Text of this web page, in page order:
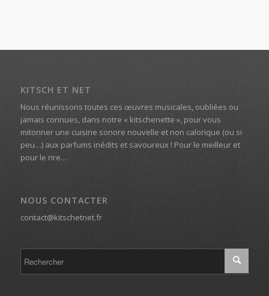
KITSCH ET NET
Nous réunissons toutes ces œuvres musicales, oubliées ou
jamais connues, dans notre « kitschenette », pour vous
mitonner une cuisine sonore nouvelle et non calorique (ou si
peu…) aux parfums inédits et savoureux ! Pour le meilleur et
pour le rire…
NOUS CONTACTER
contact@kitschetnet.fr